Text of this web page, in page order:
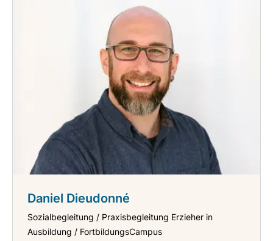
Daniel Dieudonné
Sozialbegleitung / Praxisbegleitung Erzieher in
Ausbildung / FortbildungsCampus